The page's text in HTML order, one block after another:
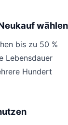
wählen
bis zu 50 %
Lebensdauer
Hundert